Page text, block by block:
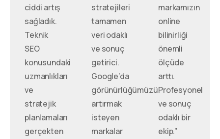
ciddi artış
sağladık.
Teknik
SEO
konusundaki
uzmanlıkları
ve
stratejik
planlamaları
gerçekten
stratejileri
tamamen
veri odaklı
ve sonuç
getirici.
Google’da
görünürlüğümüzü
artırmak
isteyen
markalar
markamızın
online
bilinirliği
önemli
ölçüde
arttı.
Profesyonel
ve sonuç
odaklı bir
ekip.”